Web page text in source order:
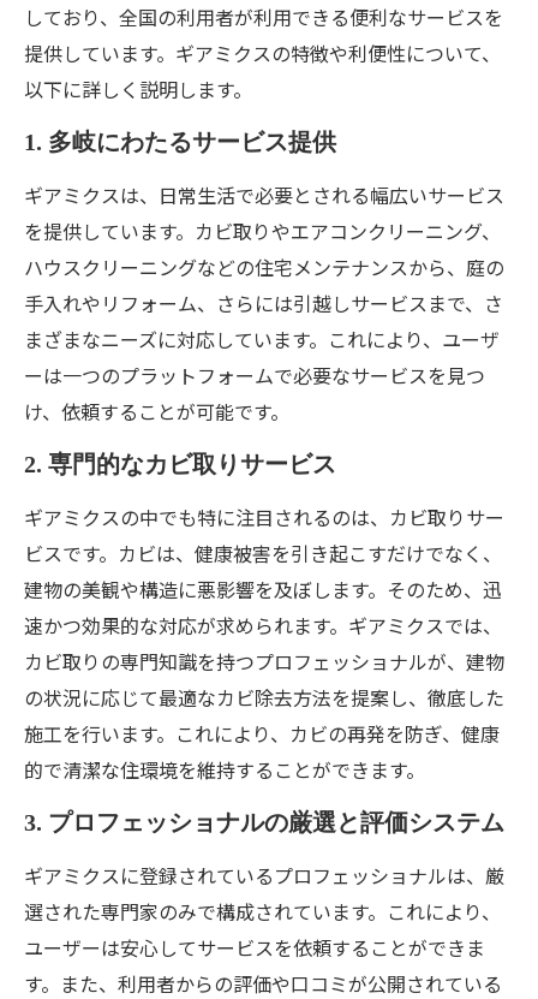
しており、全国の利用者が利用できる便利なサービスを
提供しています。ギアミクスの特徴や利便性について、
以下に詳しく説明します。
1. 多岐にわたるサービス提供
ギアミクスは、日常生活で必要とされる幅広いサービス
を提供しています。カビ取りやエアコンクリーニング、
ハウスクリーニングなどの住宅メンテナンスから、庭の
手入れやリフォーム、さらには引越しサービスまで、さ
まざまなニーズに対応しています。これにより、ユーザ
ーは一つのプラットフォームで必要なサービスを見つ
け、依頼することが可能です。
2. 専門的なカビ取りサービス
ギアミクスの中でも特に注目されるのは、カビ取りサー
ビスです。カビは、健康被害を引き起こすだけでなく、
建物の美観や構造に悪影響を及ぼします。そのため、迅
速かつ効果的な対応が求められます。ギアミクスでは、
カビ取りの専門知識を持つプロフェッショナルが、建物
の状況に応じて最適なカビ除去方法を提案し、徹底した
施工を行います。これにより、カビの再発を防ぎ、健康
的で清潔な住環境を維持することができます。
3. プロフェッショナルの厳選と評価システム
ギアミクスに登録されているプロフェッショナルは、厳
選された専門家のみで構成されています。これにより、
ユーザーは安心してサービスを依頼することができま
す。また、利用者からの評価や口コミが公開されている